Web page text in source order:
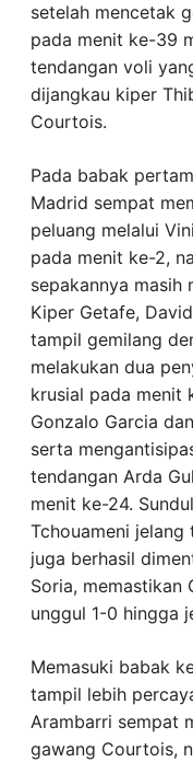
setelah mencetak
pada menit ke-39
tendangan voli
dijangkau kiper
Courtois.
Pada babak
Madrid sempat
peluang melalui
pada menit ke-2,
sepakannya masih
Kiper Getafe,
tampil gemilang
melakukan dua
krusial pada menit
Gonzalo Garcia
serta
tendangan Arda
menit ke-24.
Tchouameni jelang
juga berhasil
Soria, memastikan
unggul 1-0 hingga
Memasuki babak
tampil lebih
Arambarri sempat
gawang Courtois,